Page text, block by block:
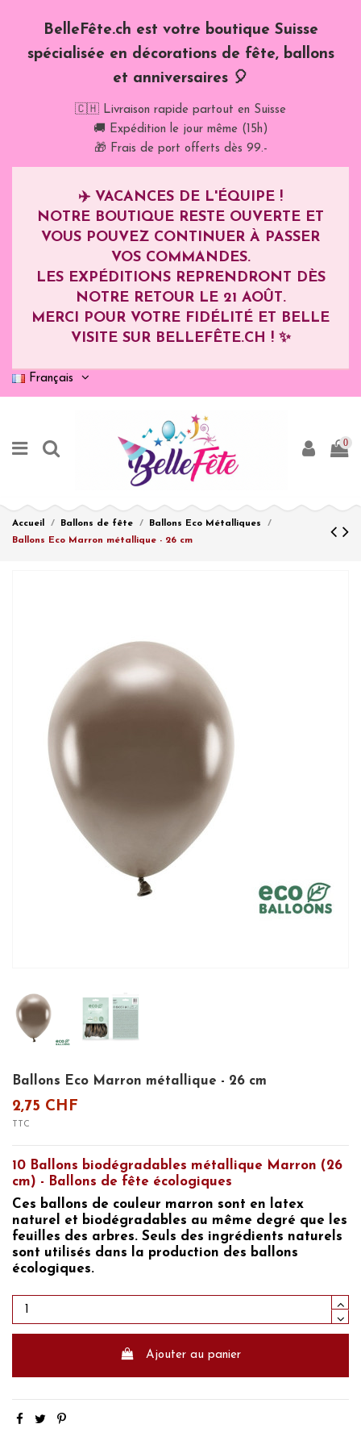
BelleFête.ch est votre boutique Suisse
spécialisée en décorations de fête, ballons
et anniversaires 🎈
🇨🇭 Livraison rapide partout en Suisse
🚚 Expédition le jour même (15h)
🎁 Frais de port offerts dès 99.-
✈️ VACANCES DE L'ÉQUIPE !
NOTRE BOUTIQUE RESTE OUVERTE ET
VOUS POUVEZ CONTINUER À PASSER
VOS COMMANDES.
LES EXPÉDITIONS REPRENDRONT DÈS
NOTRE RETOUR LE 21 AOÛT.
MERCI POUR VOTRE FIDÉLITÉ ET BELLE
VISITE SUR BELLEFÊTE.CH ! ✨
Français
0
Accueil Ballons de fête
Ballons Eco Métalliques
Ballons Eco Marron métallique - 26 cm
Ballons Eco Marron métallique - 26 cm
2,75 CHF
TTC
10 Ballons biodégradables métallique Marron (26
cm) - Ballons de fête écologiques
Ces ballons de couleur marron sont en latex
naturel et biodégradables au même degré que les
feuilles des arbres. Seuls des ingrédients naturels
sont utilisés dans la production des ballons
écologiques.
Ajouter au panier